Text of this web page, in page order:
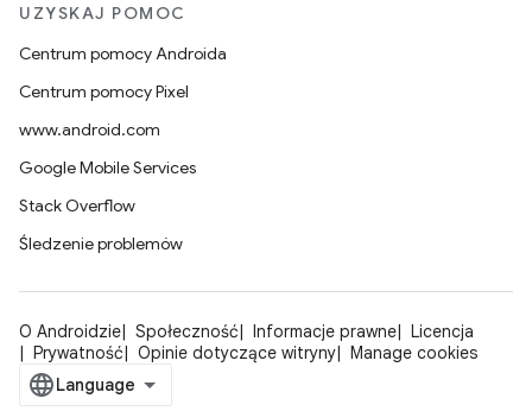
UZYSKAJ POMOC
Centrum pomocy Androida
Centrum pomocy Pixel
www.android.com
Google Mobile Services
Stack Overflow
Śledzenie problemów
O Androidzie Społeczność Informacje prawne
Licencja
Prywatność
Opinie dotyczące witryny Manage cookies